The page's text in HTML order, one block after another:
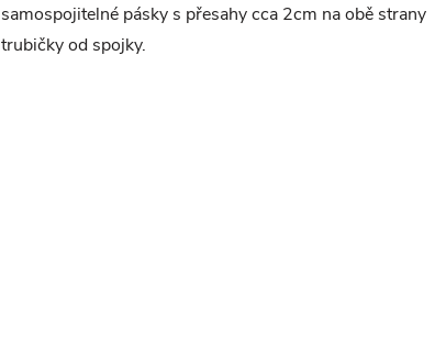
samospojitelné pásky s přesahy cca 2cm na obě strany
trubičky od spojky.